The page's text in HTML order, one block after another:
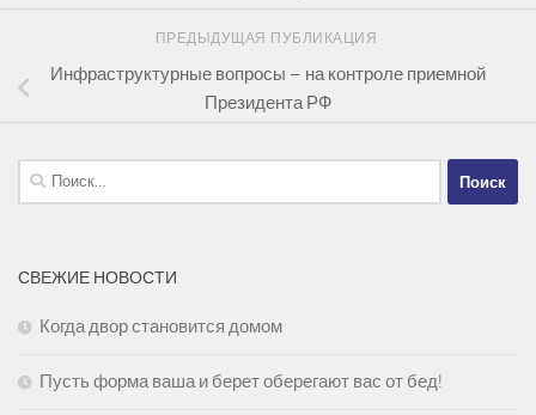
ПРЕДЫДУЩАЯ ПУБЛИКАЦИЯ
Инфраструктурные вопросы – на контроле приемной
Президента РФ
Найти:
СВЕЖИЕ НОВОСТИ
Когда двор становится домом
Пусть форма ваша и берет оберегают вас от бед!